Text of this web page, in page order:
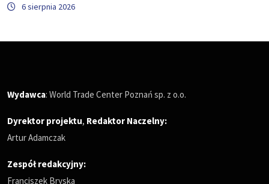
6 sierpnia 2026
Wydawca: World Trade Center Poznań sp. z o.o.
Dyrektor projektu, Redaktor Naczelny:
Artur Adamczak
Zespół redakcyjny:
Franciszek Bryska